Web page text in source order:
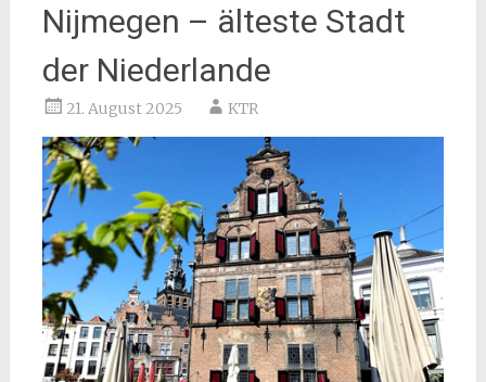
Nijmegen – älteste Stadt
der Niederlande
21. August 2025 KTR